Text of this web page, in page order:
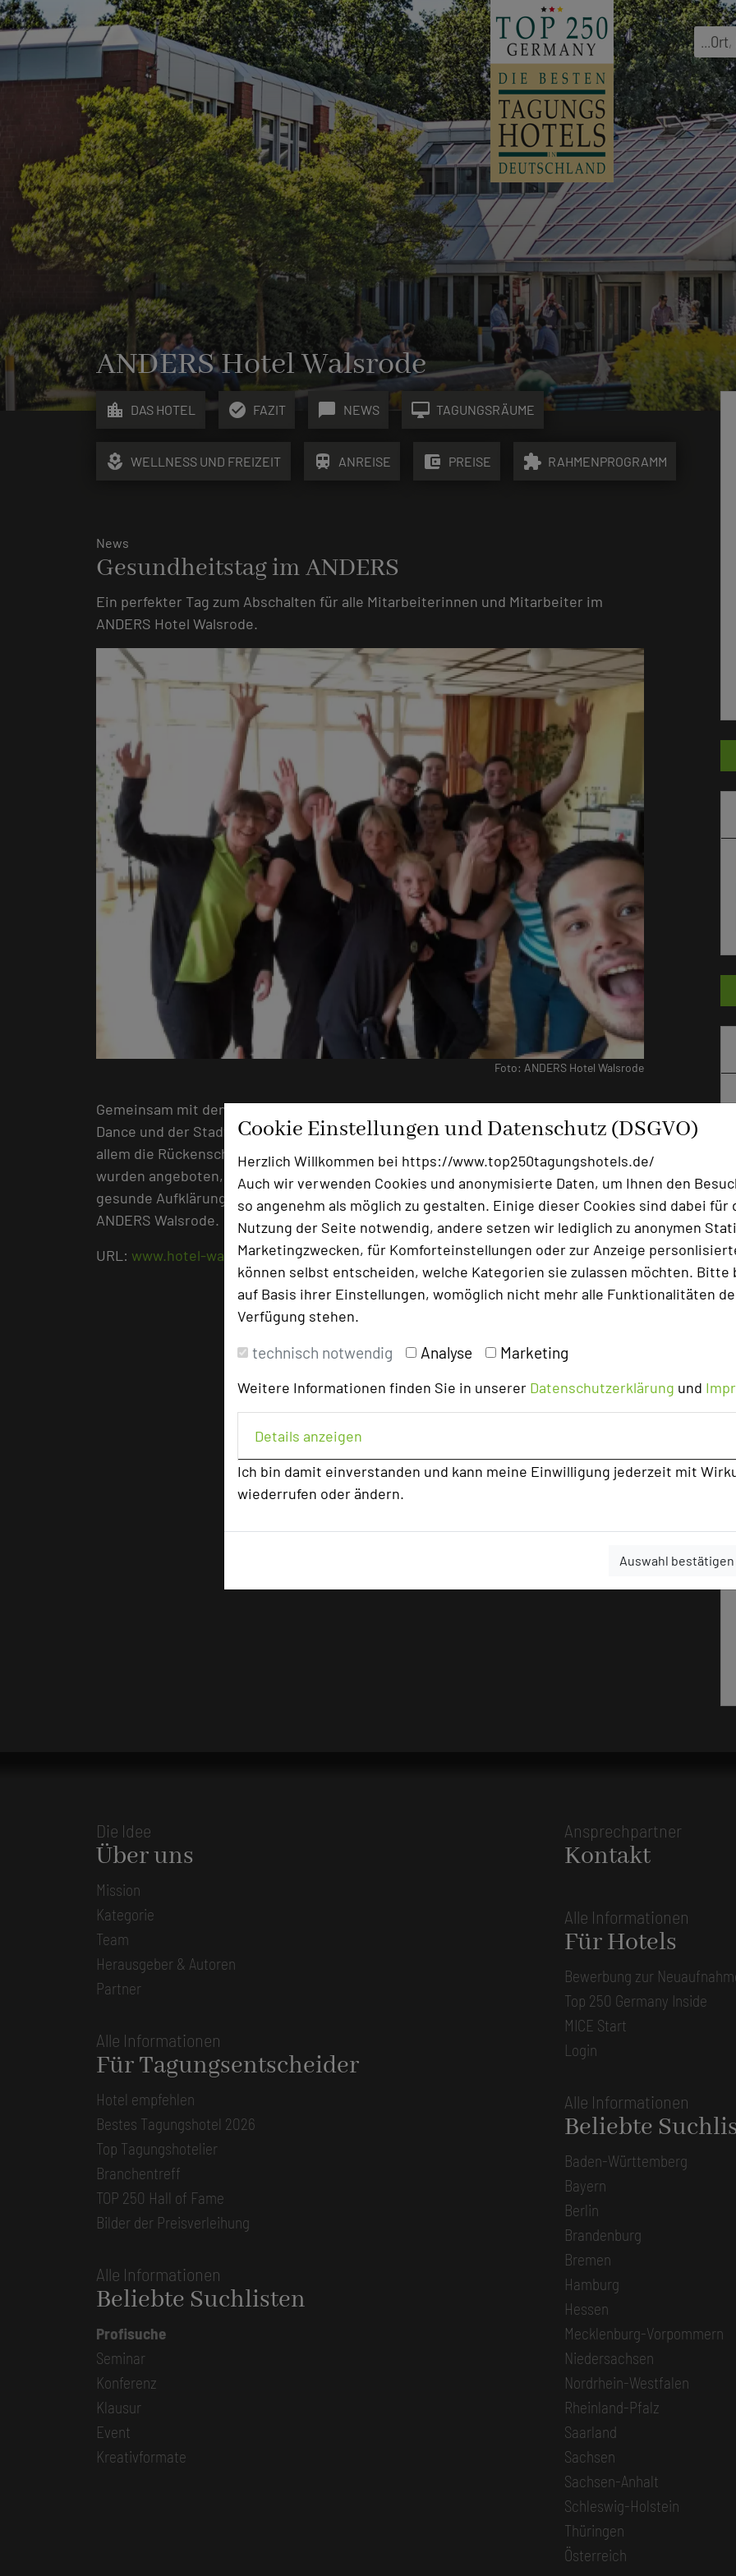
Cookie Einstellungen und Datenschutz (DSGVO)
Herzlich Willkommen bei https://www.top250tagungshotels.de/
Auch wir verwenden Cookies und anonymisierte Daten, um Ihnen den
so angenehm als möglich zu gestalten. Einige dieser Cookies sind dabei für
Nutzung der Seite notwendig, andere setzen wir lediglich zu anonymen
Marketingzwecken, für Komforteinstellungen oder zur Anzeige
können selbst entscheiden, welche Kategorien sie zulassen möchten. Bitte
auf Basis ihrer Einstellungen, womöglich nicht mehr alle Funktionalitäten
Verfügung stehen.
technisch notwendig Analyse Marketing
Weitere Informationen finden Sie in unserer Datenschutzerklärung und
Details anzeigen
Ich bin damit einverstanden und kann meine Einwilligung jederzeit mit
wiederrufen oder ändern.
Auswahl bestätigen
...Ort,
ANDERS Hotel Walsrode
location_city DAS HOTEL check_circle FAZIT chat_bubble NEWS desktop_mac TAGUNGSRÄUME
local_florist WELLNESS UND FREIZEIT train ANREISE account_balance_wallet PREISE extension RAHMENPROGRAMM
News
Gesundheitstag im ANDERS
Ein perfekter Tag zum Abschalten für alle Mitarbeiterinnen und Mitarbeiter im
ANDERS Hotel Walsrode.
Foto: ANDERS Hotel Walsrode
Gemeinsam mit den Gesundheitsberaterinnen und -beratern der BARMER, Step &
Dance und der Stadtapotheke wurde ein breites Programm angeboten, in dem vor
allem die Rückenschule thematisiert wurde. Verschiede Bewegungs-Workshops
wurden angeboten, eine Wirbelsäulenanalyse durchgeführt. Einen Tag lang
gesunde Aufklärung und Stressabbau vor einer hoffentlich guten Saison im
ANDERS Walsrode.
URL: www.hotel-walsrode.de/
Die Idee
Über uns
Mission
Kategorie
Team
Herausgeber & Autoren
Partner
Alle Informationen
Für Tagungsentscheider
Hotel empfehlen
Bestes Tagungshotel 2026
Top Tagungshotelier
Branchentreff
TOP 250 Hall of Fame
Bilder der Preisverleihung
Alle Informationen
Beliebte Suchlisten
Profisuche
Seminar
Konferenz
Klausur
Event
Kreativformate
Ansprechpartner
Kontakt
Alle Informationen
Für Hotels
Bewerbung zur
Top 250 Germany Inside
MICE Start
Login
Alle Informationen
Beliebte
Baden-Württemberg
Bayern
Berlin
Brandenburg
Bremen
Hamburg
Hessen
Mecklenburg-Vorpommern
Niedersachsen
Nordrhein-Westfalen
Rheinland-Pfalz
Saarland
Sachsen
Sachsen-Anhalt
Schleswig-Holstein
Thüringen
Österreich